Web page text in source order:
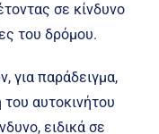
σε κίνδυνο
του δρόμου.
για παράδειγμα,
αυτοκινήτου
ειδικά σε